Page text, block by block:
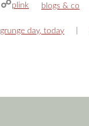
plink kategorien
blogs & co
grunge day, today